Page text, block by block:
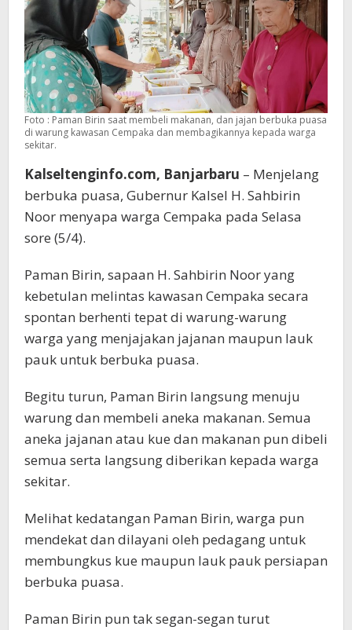
Foto : Paman Birin saat membeli makanan, dan jajan berbuka puasa
di warung kawasan Cempaka dan membagikannya kepada warga
sekitar.
Kalseltenginfo.com, Banjarbaru – Menjelang
berbuka puasa, Gubernur Kalsel H. Sahbirin
Noor menyapa warga Cempaka pada Selasa
sore (5/4).
Paman Birin, sapaan H. Sahbirin Noor yang
kebetulan melintas kawasan Cempaka secara
spontan berhenti tepat di warung-warung
warga yang menjajakan jajanan maupun lauk
pauk untuk berbuka puasa.
Begitu turun, Paman Birin langsung menuju
warung dan membeli aneka makanan. Semua
aneka jajanan atau kue dan makanan pun dibeli
semua serta langsung diberikan kepada warga
sekitar.
Melihat kedatangan Paman Birin, warga pun
mendekat dan dilayani oleh pedagang untuk
membungkus kue maupun lauk pauk persiapan
berbuka puasa.
Paman Birin pun tak segan-segan turut